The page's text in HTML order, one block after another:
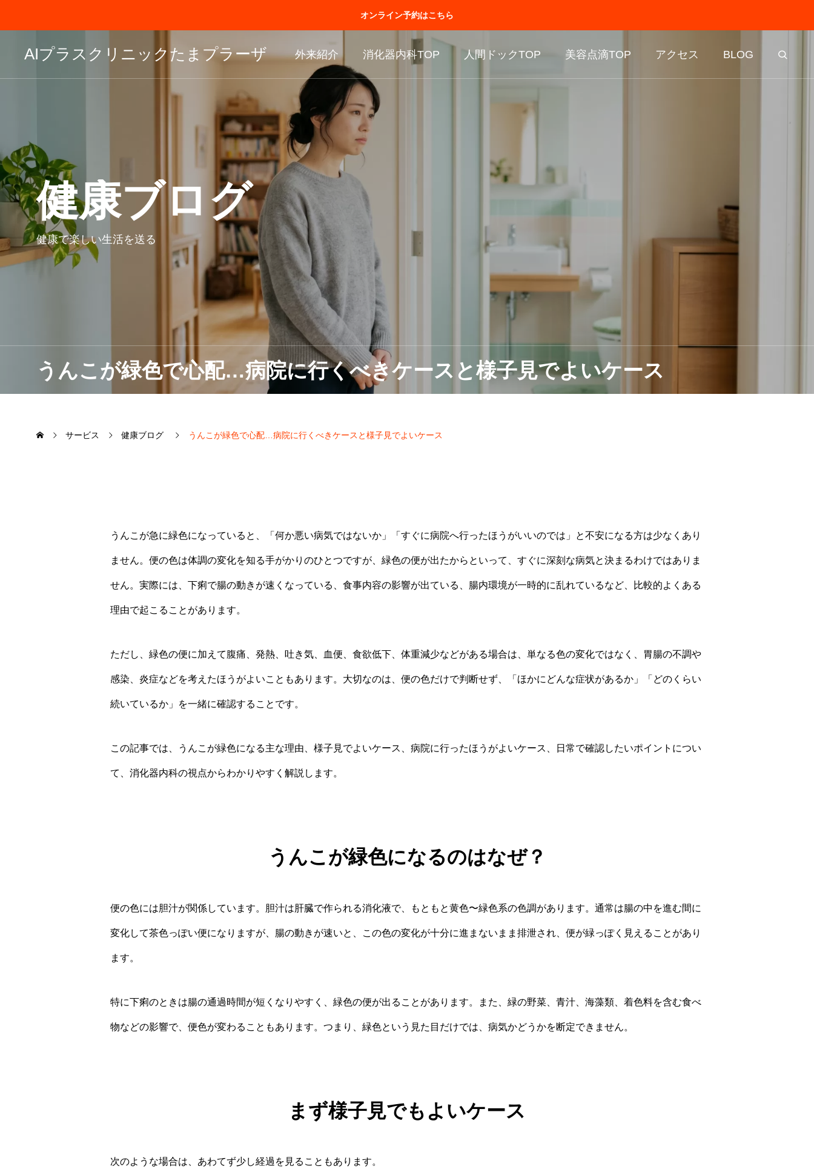
オンライン予約はこちら
AIプラスクリニックたまプラーザ 外来紹介 消化器内科TOP 人間ドックTOP 美容点滴TOP アクセス BLOG
うんこが緑色で心配…病院に行くべきケースと様子見でよいケース
健康ブログ
健康で楽しい生活を送る
サービス 健康ブログ うんこが緑色で心配…病院に行くべきケースと様子見でよいケース
うんこが急に緑色になっていると、「何か悪い病気ではないか」「すぐに病院へ行ったほうがいいのでは」と不安になる方は少なくあり
ません。便の色は体調の変化を知る手がかりのひとつですが、緑色の便が出たからといって、すぐに深刻な病気と決まるわけではありま
せん。実際には、下痢で腸の動きが速くなっている、食事内容の影響が出ている、腸内環境が一時的に乱れているなど、比較的よくある
理由で起こることがあります。
ただし、緑色の便に加えて腹痛、発熱、吐き気、血便、食欲低下、体重減少などがある場合は、単なる色の変化ではなく、胃腸の不調や
感染、炎症などを考えたほうがよいこともあります。大切なのは、便の色だけで判断せず、「ほかにどんな症状があるか」「どのくらい
続いているか」を一緒に確認することです。
この記事では、うんこが緑色になる主な理由、様子見でよいケース、病院に行ったほうがよいケース、日常で確認したいポイントについ
て、消化器内科の視点からわかりやすく解説します。
うんこが緑色になるのはなぜ？
便の色には胆汁が関係しています。胆汁は肝臓で作られる消化液で、もともと黄色〜緑色系の色調があります。通常は腸の中を進む間に
変化して茶色っぽい便になりますが、腸の動きが速いと、この色の変化が十分に進まないまま排泄され、便が緑っぽく見えることがあり
ます。
特に下痢のときは腸の通過時間が短くなりやすく、緑色の便が出ることがあります。また、緑の野菜、青汁、海藻類、着色料を含む食べ
物などの影響で、便色が変わることもあります。つまり、緑色という見た目だけでは、病気かどうかを断定できません。
まず様子見でもよいケース
次のような場合は、あわてず少し経過を見ることもあります。